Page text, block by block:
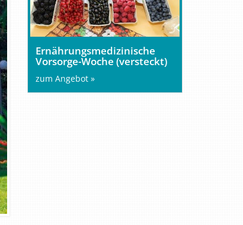
Ernährungsmedizinische
Vorsorge-Woche (versteckt)
zum Angebot »